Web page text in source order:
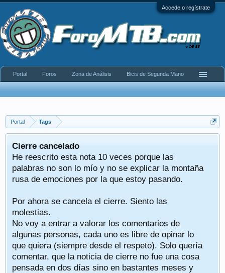
Accede o regístrate
Portal Tags
Cierre cancelado
He reescrito esta nota 10 veces porque las
palabras no son lo mío y no se explicar la montaña
rusa de emociones por la que estoy pasando.
Por ahora se cancela el cierre. Siento las
molestias.
No voy a entrar a valorar los comentarios de
algunas personas, cada uno es libre de opinar lo
que quiera (siempre desde el respeto). Solo quería
comentar, que la noticia de cierre no fue una cosa
pensada en dos días sino en bastantes meses y
Portal Foros Zona de Análisis Bicis de Segunda Mano